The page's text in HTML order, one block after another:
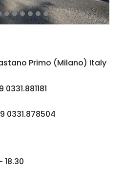
Primo (Milano) Italy
0331.881181
0331.878504
18.30